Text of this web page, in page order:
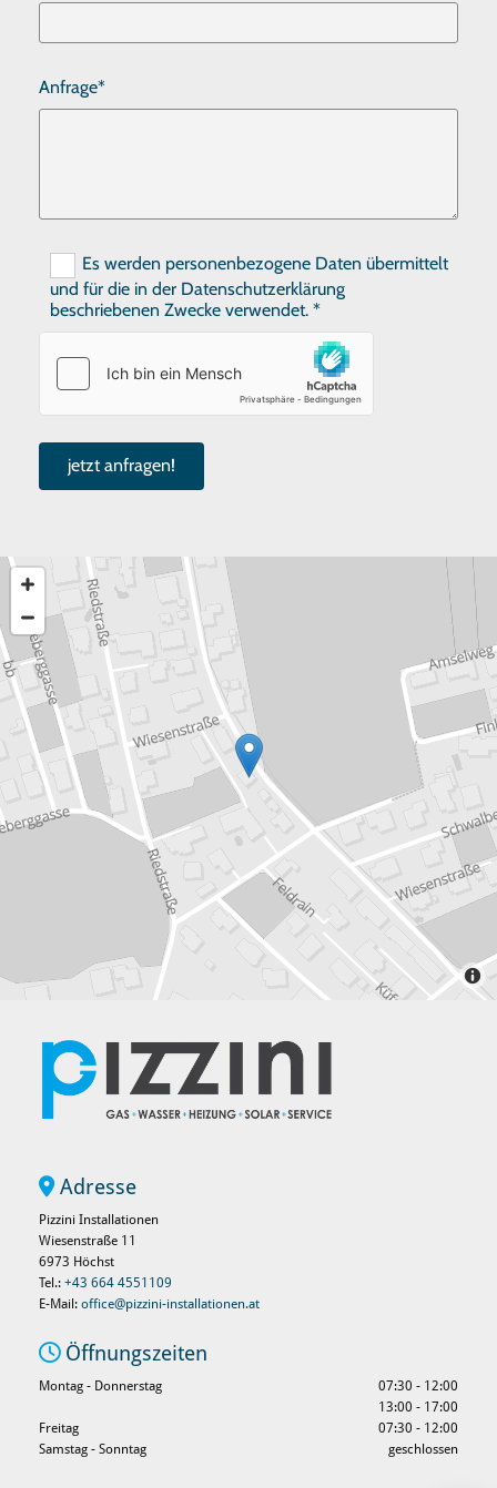
Anfrage*
Es werden personenbezogene Daten übermittelt
und für die in der Datenschutzerklärung
beschriebenen Zwecke verwendet. *
Adresse
Pizzini Installationen
Wiesenstraße 11
6973 Höchst
Tel.: +43 664 4551109
E-Mail: office@pizzini-installationen.at
Öffnungszeiten
Montag - Donnerstag
07:30 - 12:00
13:00 - 17:00
Freitag
07:30 - 12:00
Samstag - Sonntag
geschlossen